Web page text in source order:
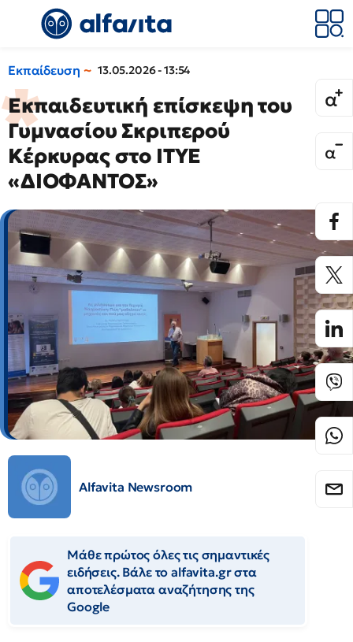
Εκπαίδευση 13.05.2026 - 13:54
Εκπαιδευτική επίσκεψη του
Γυμνασίου Σκριπερού
Κέρκυρας στο ΙΤΥΕ
«ΔΙΟΦΑΝΤΟΣ»
Alfavita Newsroom
Μάθε πρώτος όλες τις σημαντικές
ειδήσεις. Βάλε το alfavita.gr στα
αποτελέσματα αναζήτησης της
Google